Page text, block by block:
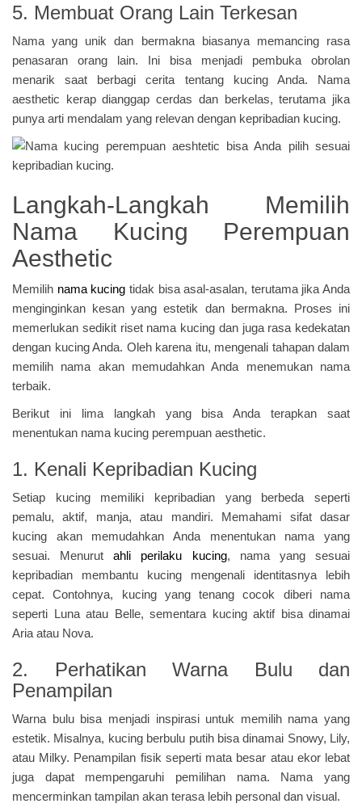
5. Membuat Orang Lain Terkesan
Nama yang unik dan bermakna biasanya memancing rasa
penasaran orang lain. Ini bisa menjadi pembuka obrolan
menarik saat berbagi cerita tentang kucing Anda. Nama
aesthetic kerap dianggap cerdas dan berkelas, terutama jika
punya arti mendalam yang relevan dengan kepribadian kucing.
Langkah-Langkah Memilih
Nama Kucing Perempuan
Aesthetic
Memilih nama kucing tidak bisa asal-asalan, terutama jika Anda
menginginkan kesan yang estetik dan bermakna. Proses ini
memerlukan sedikit riset nama kucing dan juga rasa kedekatan
dengan kucing Anda. Oleh karena itu, mengenali tahapan dalam
memilih nama akan memudahkan Anda menemukan nama
terbaik.
Berikut ini lima langkah yang bisa Anda terapkan saat
menentukan nama kucing perempuan aesthetic.
1. Kenali Kepribadian Kucing
Setiap kucing memiliki kepribadian yang berbeda seperti
pemalu, aktif, manja, atau mandiri. Memahami sifat dasar
kucing akan memudahkan Anda menentukan nama yang
sesuai. Menurutahli perilaku kucing, nama yang sesuai
kepribadian membantu kucing mengenali identitasnya lebih
cepat. Contohnya, kucing yang tenang cocok diberi nama
seperti Luna atau Belle, sementara kucing aktif bisa dinamai
Aria atau Nova.
2. Perhatikan Warna Bulu dan
Penampilan
Warna bulu bisa menjadi inspirasi untuk memilih nama yang
estetik. Misalnya, kucing berbulu putih bisa dinamai Snowy, Lily,
atau Milky. Penampilan fisik seperti mata besar atau ekor lebat
juga dapat mempengaruhi pemilihan nama. Nama yang
mencerminkan tampilan akan terasa lebih personal dan visual.